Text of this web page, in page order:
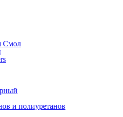
Смол
и полиуретанов